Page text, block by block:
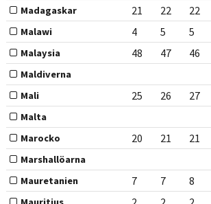
Madagaskar 21 22 22
Malawi 4 5 5
Malaysia 48 47 46
Maldiverna
Mali
25 26 27
Malta
Marocko
20 21 21
Marshallöarna
Mauretanien
7 7 8